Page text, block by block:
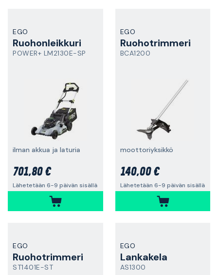
EGO
Ruohonleikkuri
POWER+ LM2130E-SP
ilman akkua ja laturia
701,80 €
Lähetetään 6-9 päivän sisällä
EGO
Ruohotrimmeri
BCA1200
moottoriyksikkö
140,00 €
Lähetetään 6-9 päivän sisällä
EGO
Ruohotrimmeri
ST1401E-ST
EGO
Lankakela
AS1300